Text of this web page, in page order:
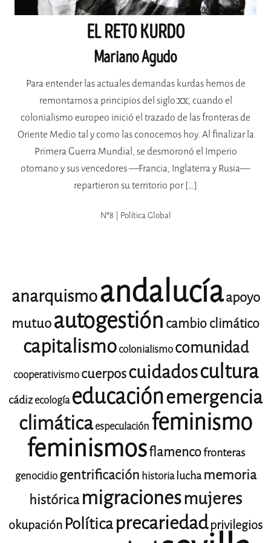
EL RETO KURDO
Mariano Agudo
Para entender las actuales demandas kurdas hemos de
remontarnos a principios del siglo XX, cuando el
colonialismo europeo inició el trazado de las fronteras de
Oriente Medio tal y como las conocemos hoy. Al finalizar la
Primera Guerra Mundial, se desmoronó el Imperio
otomano y sus vencedores —Francia, Inglaterra y Rusia—
repartieron su territorio por […]
Nº8 | Política Global
anarquismoandalucíaapoyo
mutuoautogestión cambio climático
capitalismocolonialismocomunidad
cooperativismocuerposcuidadoscultura
cádizecología educaciónemergencia
climáticaespeculación feminismo
feminismosflamencofronteras
genocidiogentrificación historialucha memoria
histórica migracionesmujeres
okupaciónPolíticaprecariedadprivilegios